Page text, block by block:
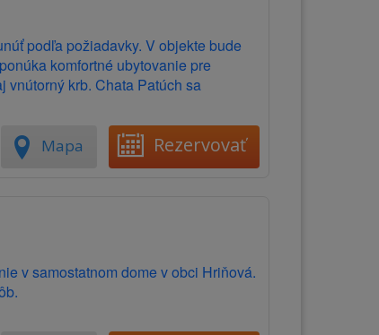
podľa požiadavky. V objekte bude
komfortné ubytovanie pre
vnútorný krb. Chata Patúch sa
Mapa
Rezervovať
v samostatnom dome v obci Hriňová.